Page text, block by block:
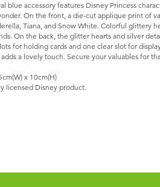
blue accessory features Disney Princess
On the front, a die-cut applique print of
Tiana, and Snow White. Colorful glittery
On the back, the glitter hearts and silver
for holding cards and one clear slot for
a lovely touch. Secure your valuables for
x 10cm(H)
licensed Disney product.